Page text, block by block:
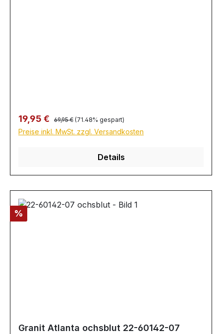
Verkaufspreis:
19,95 € Regulärer Preis:
69,95 € (71.48% gespart)
Preise inkl. MwSt. zzgl. Versandkosten
Details
Rabatt
%
Granit Atlanta ochsblut 22-60142-07